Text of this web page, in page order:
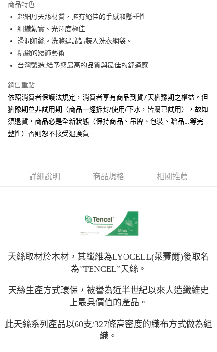
合作金庫商業銀行
華南商業銀行
彰化商業銀行
上海商業儲蓄銀行
國泰世華商業銀行
兆豐國際商業銀行
臺灣中小企業銀行
匯豐（台灣）商業銀行
華泰商業銀行
聯邦商業銀行
遠東國際商業銀行
元大商業銀行
台新國際商業銀行
中國信託商業銀行
台灣樂天信用卡公司
6 期 0 利率 每期
華南商業銀行
上海商業儲蓄銀行
台北富邦商業銀行
國泰世華商業銀行
臺灣中小企業銀行
台中商業銀行
聯邦商業銀行
元大商業銀行
永豐商業銀行
玉山商業銀行
星展（台灣）商業銀行
台灣樂天信用卡公司
LINE Pay
Apple Pay
悠遊付
Google Pay
ATM付款
運送方式
非床墊商品，一般宅配
每筆NT$150，滿NT$1,399(含以上)免運費
商品特色
超細丹天絲材質，擁有絕佳的手感和懸垂性
組織紮實、光澤度極佳
滑潤如絲。洗滌建議請裝入洗衣網袋。
精緻的寢飾藝術
台灣製造,給予您最高的品質與最佳的舒適感
銷售重點
依照消費者保護法規定，消費者享有商品到貨7天猶豫期之權益。但
猶豫期並非試用期（商品一經拆封/使用/下水，皆屬已試用），故如
須退貨，商品必是全新狀態（保持商品、吊牌、包裝、贈品...等完
整性）否則恕不接受退換貨。
詳細說明 商品規格 相關推薦
天絲取材於木材，其纖維為LYOCELL(萊賽爾)後取名
為“TENCEL”天絲。
天絲生產方式環保，被譽為近半世紀以來人造纖維史
上最具價值的產品。
此天絲系列產品以60支/327條高密度的織布方式做為組
織。